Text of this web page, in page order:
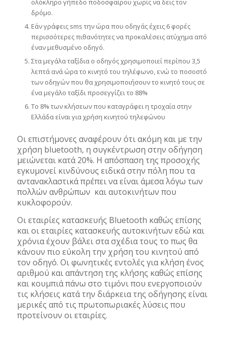
ολόκληρο γήπεδο ποδοσφαίρου χωρίς να δεις τον
δρόμο.
Εάν γράφεις sms την ώρα που οδηγάς έχεις 6 φορές
περισσότερες πιθανότητες να προκαλέσεις ατύχημα από
έναν μεθυσμένο οδηγό.
Στα μεγάλα ταξίδια ο οδηγός χρησιμοποιεί περίπου 3,5
λεπτά ανά ώρα το κινητό του τηλέφωνο, ενώ το ποσοστό
των οδηγών που θα χρησιμοποιήσουν το κινητό τους σε
ένα μεγάλο ταξίδι προσεγγίζει το 88%
Το 8% των κλήσεων που καταγράφει η τροχαία στην
Ελλάδα είναι για χρήση κινητού τηλεφώνου
Οι επιστήμονες αναφέρουν ότι ακόμη και με την
χρήση bluetooth, η συγκέντρωση στην οδήγηση
μειώνεται κατά 20%. Η απόσπαση της προσοχής
εγκυμονεί κινδύνους ειδικά στην πόλη που τα
αντανακλαστικά πρέπει να είναι άμεσα λόγω των
πολλών ανθρώπων και αυτοκινήτων που
κυκλοφορούν.
Οι εταιρίες κατασκευής Bluetooth καθώς επίσης
και οι εταιρίες κατασκευής αυτοκινήτων εδώ και
χρόνια έχουν βάλει στα σχέδια τους το πως θα
κάνουν πιο εύκολη την χρήση του κινητού από
τον οδηγό. Οι φωνητικές εντολές για κλήση ένος
αριθμού και απάντηση της κλήσης καθώς επίσης
και κουμπιά πάνω στο τιμόνι που ενεργοποιούν
τις κλήσεις κατά την διάρκεια της οδήγησης είναι
μερικές από τις πρωτοπωριακές λύσεις που
προτείνουν οι εταιρίες.